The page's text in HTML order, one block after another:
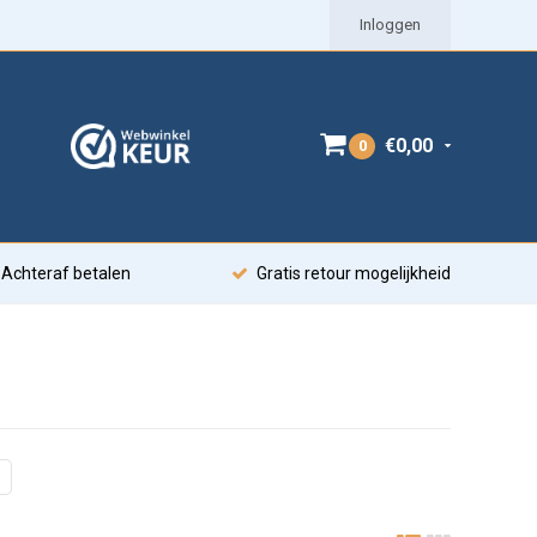
Inloggen
0 €0,00
Achteraf betalen Gratis retour mogelijkheid